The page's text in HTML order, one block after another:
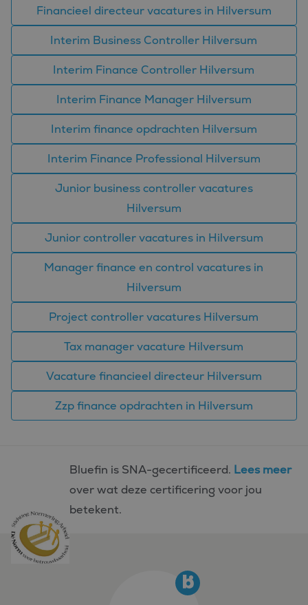
Financieel directeur vacatures in Hilversum
Interim Business Controller Hilversum
Interim Finance Controller Hilversum
Interim Finance Manager Hilversum
Interim finance opdrachten Hilversum
Interim Finance Professional Hilversum
Junior business controller vacatures
Hilversum
Junior controller vacatures in Hilversum
Manager finance en control vacatures in
Hilversum
Project controller vacatures Hilversum
Tax manager vacature Hilversum
Vacature financieel directeur Hilversum
Zzp finance opdrachten in Hilversum
Bluefin is SNA-gecertificeerd. Lees meer
over wat deze certificering voor jou
betekent.
ANONCHK
Microsoft
.c.clarity.ms
9 minuten 57
seconden
Deze cookie
verzamelt informatie
over hoe de
eindgebruiker de
website gebruikt en
over eventuele
advertenties die de
eindgebruiker
mogelijk heeft gezien
genoemde website
bezocht.
_clsk
Microsoft
.bluefin.nl
1 dag
Deze cookie wordt
geassocieerd met
analytics software.
Het wordt gebruikt
de sessie van de
paginaweergaven te
gebruikerssessie voor
analytische
Corporation
.bing.com
gebruikers-ID. Het
kan worden ingesteld
microsoft-scripts.
aangenomen dat het
synchroniseert tussen
Microsoft-domeinen,
waardoor gebruikers
gevolgd.
die we gebruiken om
het gebruik van de
analyses te meten.